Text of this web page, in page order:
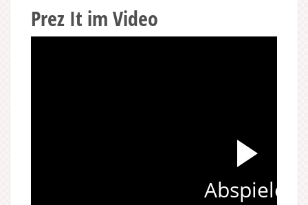
Prez It im Video
Abspielen